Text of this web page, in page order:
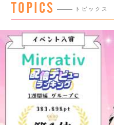
TOPICS トピックス